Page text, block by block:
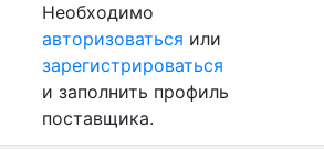
Необходимо
авторизоваться или
зарегистрироваться
и заполнить профиль
поставщика.